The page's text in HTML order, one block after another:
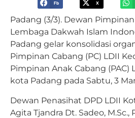
Fb X
Padang (3/3). Dewan
Lembaga Dakwah Islam
Padang gelar konsolidasi
Pimpinan Cabang (PC) LDII
Pimpinan Anak Cabang (PAC)
kota Padang pada Sabtu, 3
Dewan Penasihat DPD LDII
Agita Tjandra Dt. Sadeo, M.Sc.,